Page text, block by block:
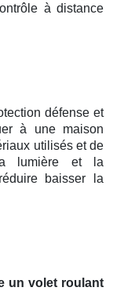
à distance
défense et
à une maison
utilisés et de
lumière et la
baisser la
un volet roulant